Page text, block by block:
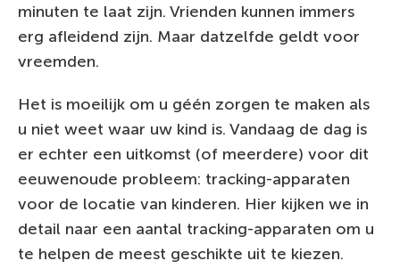
minuten te laat zijn. Vrienden kunnen immers
erg afleidend zijn. Maar datzelfde geldt voor
vreemden.
Het is moeilijk om u géén zorgen te maken als
u niet weet waar uw kind is. Vandaag de dag is
er echter een uitkomst (of meerdere) voor dit
eeuwenoude probleem: tracking-apparaten
voor de locatie van kinderen. Hier kijken we in
detail naar een aantal tracking-apparaten om u
te helpen de meest geschikte uit te kiezen.